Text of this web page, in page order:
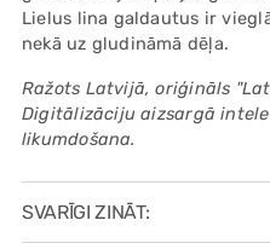
Lielus lina galdautus ir
nekā uz gludināmā dēļa.
Ražots Latvijā, oriģināls
Digitālizāciju aizsargā
likumdošana.
SVARĪGI ZINĀT: